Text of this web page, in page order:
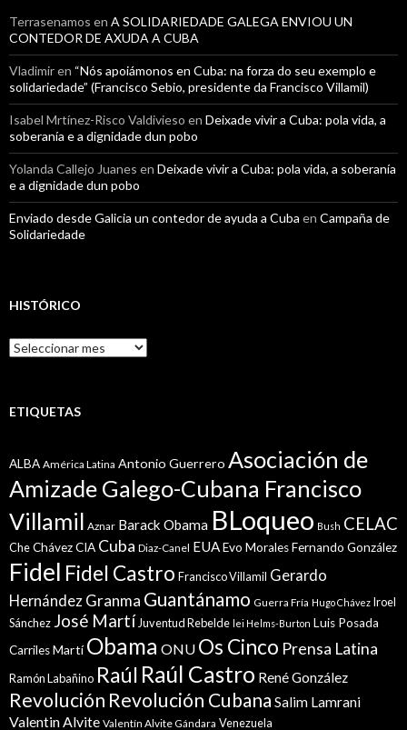
Terrasenamos en A SOLIDARIEDADE GALEGA ENVIOU UN
CONTEDOR DE AXUDA A CUBA
Vladimiren “Nós apoiámonos en Cuba: na forza do seu exemplo e
solidariedade” (Francisco Sebio, presidente da Francisco Villamil)
Isabel Mrtínez-Risco Valdivieso en Deixade vivir a Cuba: pola vida, a
soberanía e a dignidade dun pobo
Yolanda Callejo Juanes en Deixade vivir a Cuba: pola vida, a soberanía
e a dignidade dun pobo
Enviado desde Galicia un contedor de ayuda a Cuba en Campaña de
Solidariedade
HISTÓRICO
Histórico
ETIQUETAS
ALBA América Latina Antonio Guerrero Asociación de
Amizade Galego-Cubana Francisco
Villamil Aznar Barack Obama BLoqueo Bush CELAC
CheChávezCIA Cuba Diaz-Canel EUAEvo MoralesFernando González
Fidel Fidel Castro Francisco Villamil Gerardo
Hernández Granma Guantánamo Guerra Fría Hugo Chávez Iroel
Sánchez José Martí Juventud Rebelde lei Helms-Burton Luis Posada
CarrilesMartí Obama ONU Os Cinco Prensa Latina
Ramón Labañino Raúl Raúl Castro René González
Revolución Revolución Cubana Salim Lamrani
Valentin Alvite Valentín Alvite Gándara Venezuela